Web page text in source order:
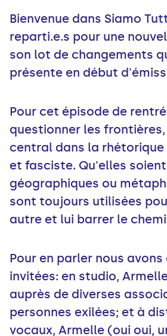
Bienvenue dans Siamo
reparti.e.s pour une
son lot de changements
présente en début
Pour cet épisode de
questionner les
central dans la
et fasciste. Qu'elles soient
géographiques ou
sont toujours utilisées
autre et lui barrer le
Pour en parler nous
invitées: en studio,
auprès de diverses
personnes exilées; et à
vocaux, Armelle (oui oui,